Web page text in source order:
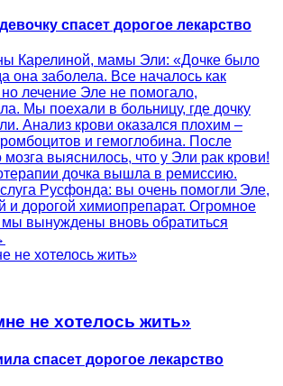
спасет дорогое лекарство
Карелиной, мамы Эли: «Дочке было
она заболела. Все началось как
лечение Эле не помогало,
Мы поехали в больницу, где дочку
Анализ крови оказался плохим –
и гемоглобина. После
мозга выяснилось, что у Эли рак крови!
дочка вышла в ремиссию.
Русфонда: вы очень помогли Эле,
и дорогой химиопрепарат. Огромное
вынуждены вновь обратиться
не хотелось жить»
спасет дорогое лекарство